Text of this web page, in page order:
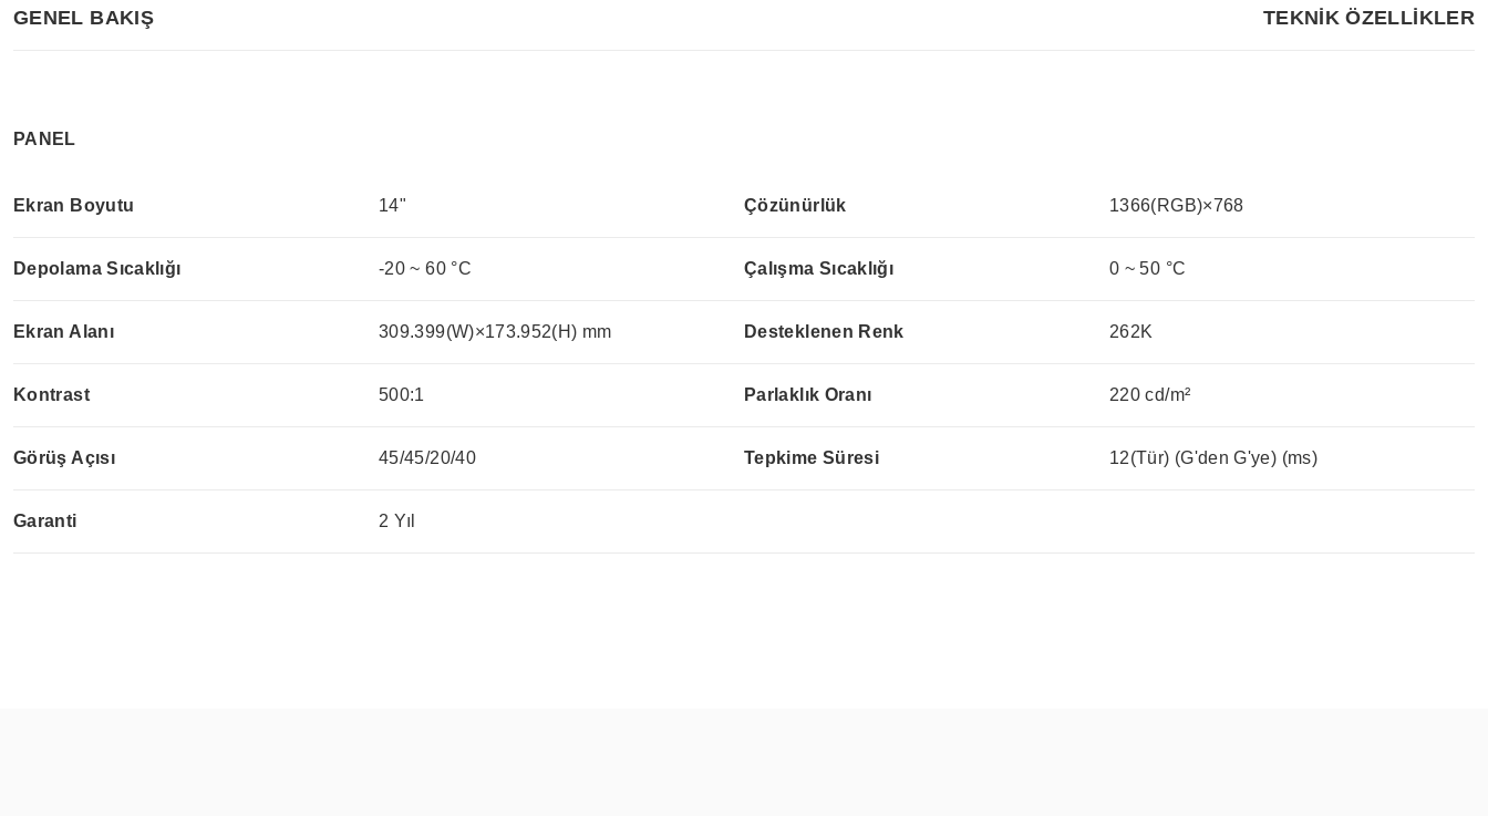
GENEL BAKIŞ TEKNİK ÖZELLİKLER
PANEL
Ekran Boyutu 14" Çözünürlük 1366(RGB)×768
Depolama Sıcaklığı -20 ~ 60 °C Çalışma Sıcaklığı 0 ~ 50 °C
Ekran Alanı 309.399(W)×173.952(H) mm Desteklenen Renk 262K
Kontrast 500:1 Parlaklık Oranı 220 cd/m²
Görüş Açısı 45/45/20/40 Tepkime Süresi 12(Tür) (G'den G'ye) (ms)
Garanti 2 Yıl